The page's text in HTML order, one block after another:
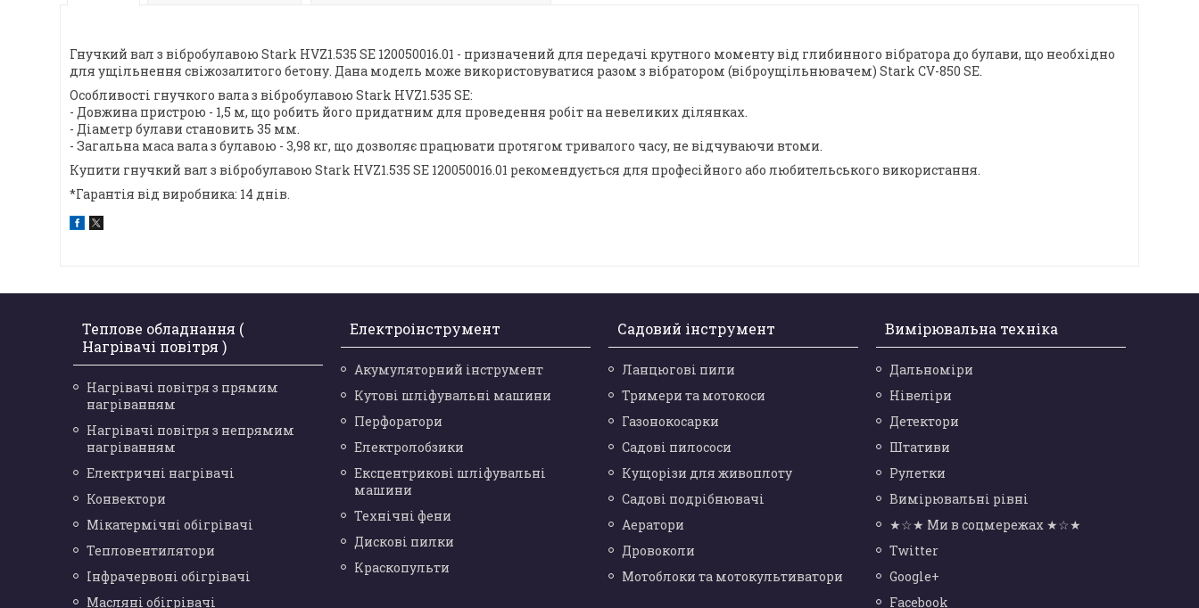
Гнучкий вал з вібробулавою Stark HVZ1.535 SE 120050016.01 - призначений для передачі крутного моменту від глибинного вібратора до булави, що необхідно
для ущільнення свіжозалитого бетону. Дана модель може використовуватися разом з вібратором (віброущільнювачем) Stark CV-850 SE.
Особливості гнучкого вала з вібробулавою Stark HVZ1.535 SE:
- Довжина пристрою - 1,5 м, що робить його придатним для проведення робіт на невеликих ділянках.
- Діаметр булави становить 35 мм.
- Загальна маса вала з булавою - 3,98 кг, що дозволяє працювати протягом тривалого часу, не відчуваючи втоми.
Купити гнучкий вал з вібробулавою Stark HVZ1.535 SE 120050016.01 рекомендується для професійного або любительського використання.
*Гарантія від виробника: 14 днів.
Теплове обладнання (
Нагрівачі повітря )
Нагрівачі повітря з прямим
нагріванням
Нагрівачі повітря з непрямим
нагріванням
Електричні нагрівачі
Конвектори
Мікатермічні обігрівачі
Тепловентилятори
Інфрачервоні обігрівачі
Масляні обігрівачі
Електроінструмент
Акумуляторний інструмент
Кутові шліфувальні машини
Перфоратори
Електролобзики
Ексцентрикові шліфувальні
машини
Технічні фени
Дискові пилки
Краскопульти
Садовий інструмент
Ланцюгові пили
Тримери та мотокоси
Газонокосарки
Садові пилососи
Кущорізи для живоплоту
Садові подрібнювачі
Аератори
Дровоколи
Мотоблоки та мотокультиватори
Вимірювальна техніка
Дальноміри
Нівеліри
Детектори
Штативи
Рулетки
Вимірювальні рівні
★☆★ Ми в соцмережах ★☆★
Twitter
Google+
Facebook